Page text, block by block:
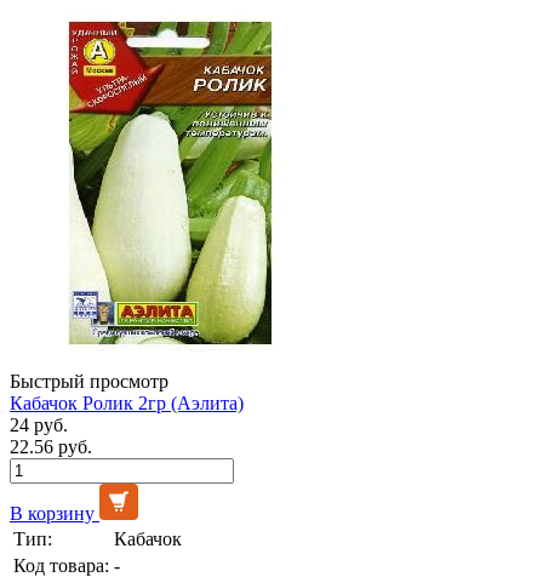
Быстрый просмотр
Кабачок Ролик 2гр (Аэлита)
24 руб.
22.56 руб.
В корзину
Тип:
Кабачок
Код товара: -